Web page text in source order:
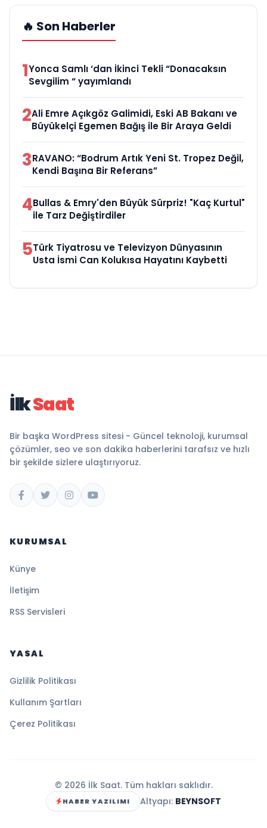
🔥 Son Haberler
1Yonca Samlı ‘dan İkinci Tekli “Donacaksın
Sevgilim “ yayımlandı
2Ali Emre Açıkgöz Galimidi, Eski AB Bakanı ve
Büyükelçi Egemen Bağış ile Bir Araya Geldi
3RAVANO: “Bodrum Artık Yeni St. Tropez Değil,
Kendi Başına Bir Referans”
4Bullas & Emry'den Büyük Sürpriz! "Kaç Kurtul"
ile Tarz Değiştirdiler
5Türk Tiyatrosu ve Televizyon Dünyasının
Usta İsmi Can Kolukısa Hayatını Kaybetti
İlkSaat
Bir başka WordPress sitesi - Güncel teknoloji, kurumsal
çözümler, seo ve son dakika haberlerini tarafsız ve hızlı
bir şekilde sizlere ulaştırıyoruz.
KURUMSAL
Künye
İletişim
RSS Servisleri
YASAL
Gizlilik Politikası
Kullanım Şartları
Çerez Politikası
© 2026 İlk Saat. Tüm hakları saklıdır.
HABER YAZILIMI Altyapı: BEYNSOFT